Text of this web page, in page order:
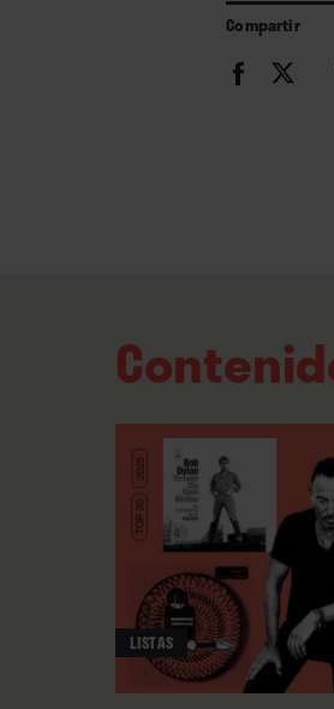
Compartir
LISTAS